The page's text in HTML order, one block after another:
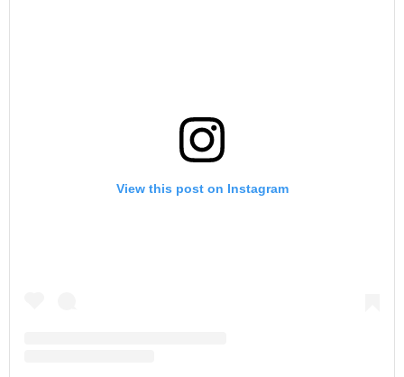
View this post on Instagram